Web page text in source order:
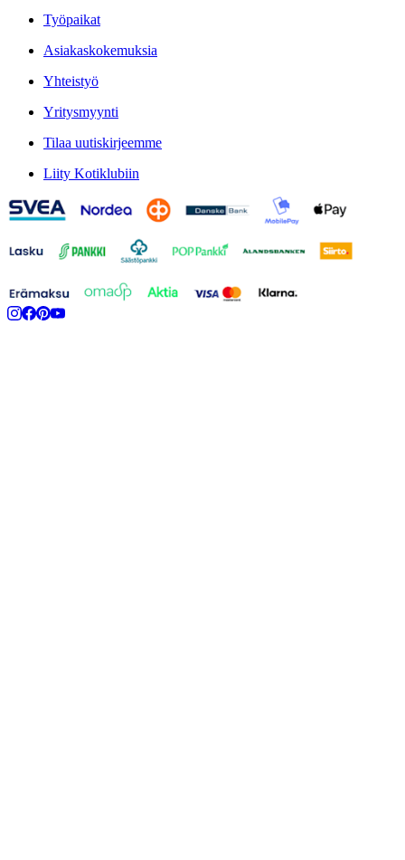
Työpaikat
Asiakaskokemuksia
Yhteistyö
Yritysmyynti
Tilaa uutiskirjeemme
Liity Kotiklubiin